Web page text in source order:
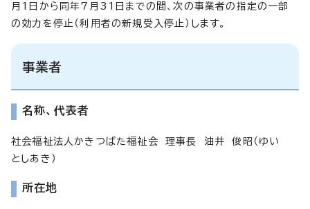
月1日から同年7月31日までの間、次の事業者の指定の一部
の効力を停止（利用者の新規受入停止）します。
事業者
名称、代表者
社会福祉法人かきつばた福祉会 理事長 油井 俊昭（ゆい
としあき）
所在地